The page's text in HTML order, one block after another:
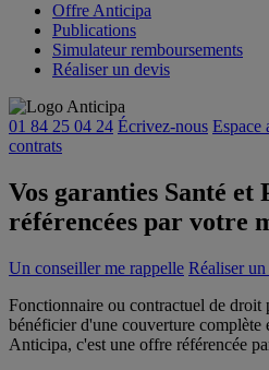
Offre Anticipa
Publications
Simulateur remboursements
Réaliser un devis
01 84 25 04 24 Écrivez-nous Espace
contrats
Vos garanties Santé et
référencées par votre
Un conseiller me rappelle Réaliser
Fonctionnaire ou contractuel de droit
bénéficier d'une couverture complète
Anticipa, c'est une offre référencée